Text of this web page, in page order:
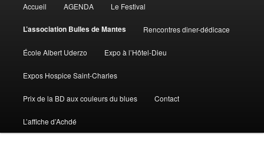
Aller au contenu principal
Aller au contenu secondaire
Accueil AGENDA Le Festival
L’association Bulles de Mantes Rencontres diner-dédicace
École Albert Uderzo Expo à l’Hôtel-Dieu
Expos Hospice Saint-Charles
Prix de la BD aux couleurs du blues Contact
L’affiche d’Achdé